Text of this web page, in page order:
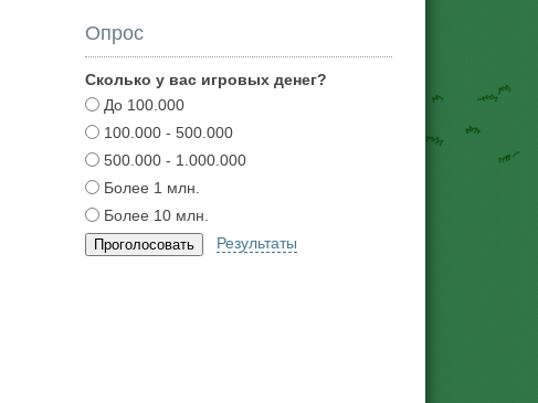
Опрос
Сколько у вас игровых денег?
До 100.000
100.000 - 500.000
500.000 - 1.000.000
Более 1 млн.
Более 10 млн.
Результаты